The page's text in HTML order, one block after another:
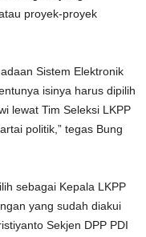
proyek-proyek
Sistem Elektronik
isinya harus dipilih
lewat Tim Seleksi LKPP
politik,” tegas Bung
sebagai Kepala LKPP
yang sudah diakui
Sekjen DPP PDI